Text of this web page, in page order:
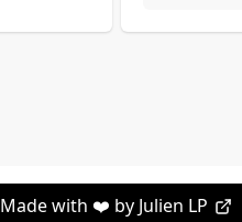
Made with ❤️ by Julien LP